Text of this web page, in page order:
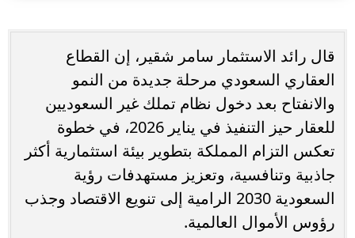
قال رائد الاستثمار سامر شقير، إن القطاع
العقاري السعودي مرحلة جديدة من النمو
والانفتاح بعد دخول نظام تملك غير السعوديين
للعقار حيز التنفيذ في يناير 2026، في خطوة
تعكس التزام المملكة بتطوير بيئة استثمارية أكثر
جاذبية وتنافسية، وتعزيز مستهدفات رؤية
السعودية 2030 الرامية إلى تنويع الاقتصاد وجذب
رؤوس الأموال العالمية.